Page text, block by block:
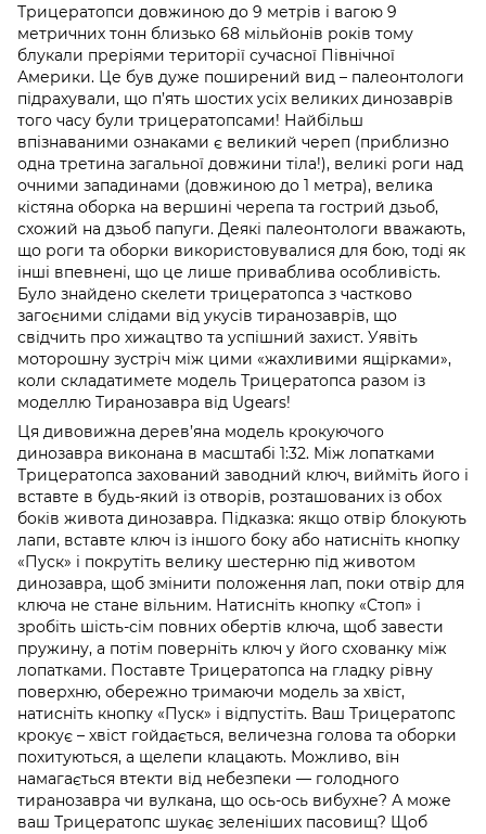
Трицератопси довжиною до 9 метрів і вагою 9
метричних тонн близько 68 мільйонів років тому
блукали преріями території сучасної Північної
Америки. Це був дуже поширений вид – палеонтологи
підрахували, що п’ять шостих усіх великих динозаврів
того часу були трицератопсами! Найбільш
впізнаваними ознаками є великий череп (приблизно
одна третина загальної довжини тіла!), великі роги над
очними западинами (довжиною до 1 метра), велика
кістяна оборка на вершині черепа та гострий дзьоб,
схожий на дзьоб папуги. Деякі палеонтологи вважають,
що роги та оборки використовувалися для бою, тоді як
інші впевнені, що це лише приваблива особливість.
Було знайдено скелети трицератопса з частково
загоєними слідами від укусів тиранозаврів, що
свідчить про хижацтво та успішний захист. Уявіть
моторошну зустріч між цими «жахливими ящірками»,
коли складатимете модель Трицератопса разом із
моделлю Тиранозавра від Ugears!
Ця дивовижна дерев’яна модель крокуючого
динозавра виконана в масштабі 1:32. Між лопатками
Трицератопса захований заводний ключ, вийміть його і
вставте в будь-який із отворів, розташованих із обох
боків живота динозавра. Підказка: якщо отвір блокують
лапи, вставте ключ із іншого боку або натисніть кнопку
«Пуск» і покрутіть велику шестерню під животом
динозавра, щоб змінити положення лап, поки отвір для
ключа не стане вільним. Натисніть кнопку «Стоп» і
зробіть шість-сім повних обертів ключа, щоб завести
пружину, а потім поверніть ключ у його схованку між
лопатками. Поставте Трицератопса на гладку рівну
поверхню, обережно тримаючи модель за хвіст,
натисніть кнопку «Пуск» і відпустіть. Ваш Трицератопс
крокує – хвіст гойдається, величезна голова та оборки
похитуються, а щелепи клацають. Можливо, він
намагається втекти від небезпеки — голодного
тиранозавра чи вулкана, що ось-ось вибухне? А може
ваш Трицератопс шукає зеленіших пасовищ? Щоб